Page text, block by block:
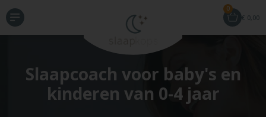
€ 0,00
0
Slaapcoach voor baby's en
kinderen van 0-4 jaar